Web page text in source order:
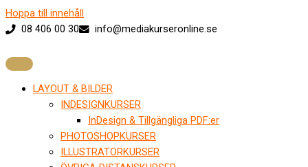
Hoppa till innehåll
08 406 00 30
info@mediakurseronline.se
LAYOUT & BILDER
INDESIGNKURSER
InDesign & Tillgängliga PDF:er
PHOTOSHOPKURSER
ILLUSTRATORKURSER